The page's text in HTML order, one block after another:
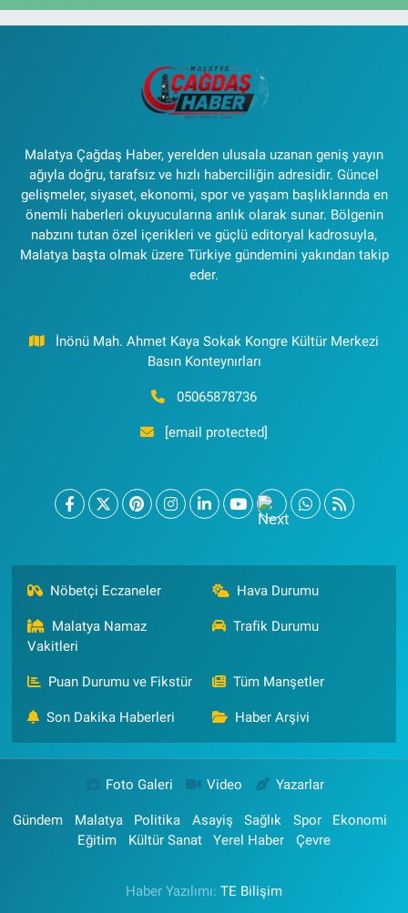
Malatya Çağdaş Haber, yerelden ulusala uzanan geniş yayın
ağıyla doğru, tarafsız ve hızlı haberciliğin adresidir. Güncel
gelişmeler, siyaset, ekonomi, spor ve yaşam başlıklarında en
önemli haberleri okuyucularına anlık olarak sunar. Bölgenin
nabzını tutan özel içerikleri ve güçlü editoryal kadrosuyla,
Malatya başta olmak üzere Türkiye gündemini yakından takip
eder.
İnönü Mah. Ahmet Kaya Sokak Kongre Kültür Merkezi
Basın Konteynırları
05065878736
[email protected]
Nöbetçi Eczaneler Hava Durumu
Malatya Namaz
Vakitleri
Trafik Durumu
Puan Durumu ve Fikstür Tüm Manşetler
Son Dakika Haberleri Haber Arşivi
Foto Galeri Video Yazarlar
Gündem Malatya Politika Asayiş Sağlık Spor
Ekonomi
Eğitim
Kültür Sanat Yerel Haber Çevre
Haber Yazılımı: TE Bilişim